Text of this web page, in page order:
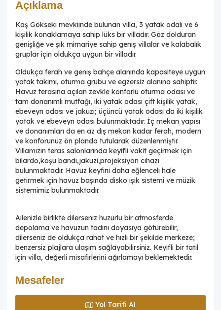
Açıklama
Kaş Gökseki mevkiinde bulunan villa, 3 yatak odalı ve 6
kişilik konaklamaya sahip lüks bir villadır. Göz dolduran
genişliğe ve şık mimariye sahip geniş villalar ve kalabalık
gruplar için oldukça uygun bir villadır.
Oldukça ferah ve geniş bahçe alanında kapasiteye uygun
yatak takımı, oturma grubu ve egzersiz alanına sahiptir.
Havuz terasına açılan zevkle konforlu oturma odası ve
tam donanımlı mutfağı, iki yatak odası çift kişilik yatak,
ebeveyn odası ve jakuzi; üçüncü yatak odası da iki kişilik
yatak ve ebeveyn odası bulunmaktadır. İç mekan yapısı
ve donanımları da en az dış mekan kadar ferah, modern
ve konforunuz ön planda tutularak düzenlenmiştir.
Villamızın teras salonlarında keyifli vakit geçirmek için
bilardo,koşu bandı,jakuzi,projeksiyon cihazı
bulunmaktadır. Havuz keyfini daha eğlenceli hale
getirmek için havuz başında disko ışık sistemi ve müzik
sistemimiz bulunmaktadır.
Ailenizle birlikte dilerseniz huzurlu bir atmosferde
depolama ve havuzun tadını doyasıya götürebilir,
dilerseniz de oldukça rahat ve hızlı bir şekilde merkeze;
benzersiz plajlara ulaşım sağlayabilirsiniz. Keyifli bir tatil
için villa, değerli misafirlerini ağırlamayı beklemektedir.
Mesafeler
Yol Tarifi Al